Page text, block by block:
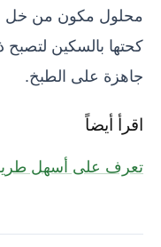
كحتها بالسكين
جاهزة على الطبخ.
اقرأ أيضاً
تعرف على أسهل